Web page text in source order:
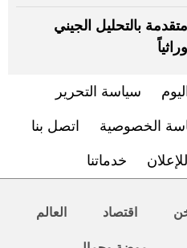
بالتحليل الجيني
سياسة التحرير
الخصوصية اتصل بنا
للإعلان خدماتنا
اقتصاد العالم